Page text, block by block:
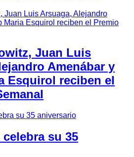
Juan Luis
Amenábar y
Esquirol reciben el
celebra su 35